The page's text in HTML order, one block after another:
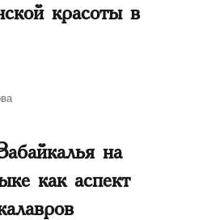
красоты в
на
как аспект